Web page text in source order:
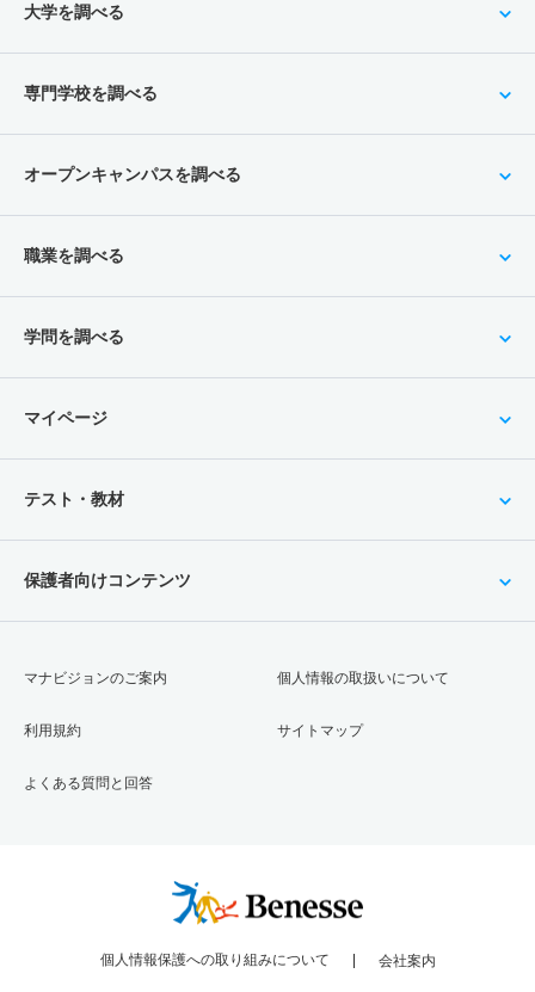
大学を調べる
専門学校を調べる
オープンキャンパスを調べる
職業を調べる
学問を調べる
マイページ
テスト・教材
保護者向けコンテンツ
マナビジョンのご案内
利用規約
よくある質問と回答
個人情報の取扱いについて
サイトマップ
個人情報保護への取り組みについて 会社案内